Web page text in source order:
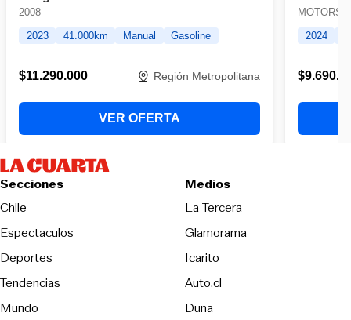
Secciones
Chile
Espectaculos
Deportes
Tendencias
Mundo
Medios
La TerceraOpens in new
Glamorama
Icarito
Auto.cl
DunaOpens in new window